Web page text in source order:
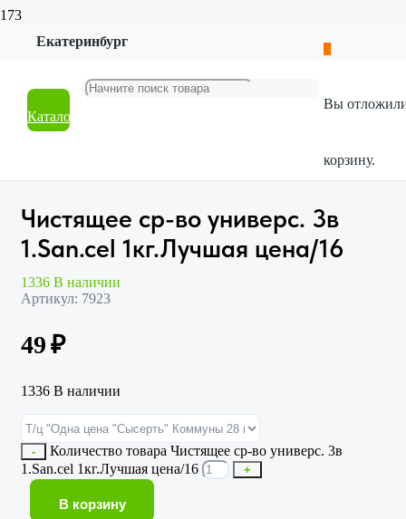
Екатеринбург
Каталог
Вы
корзину.
Бытовая химия
Чистящее ср-во универс. 3в 1.San.cel 1кг.Лучшая цена/16
Чистящее ср-во универс. 3в
1.San.cel 1кг.Лучшая цена/16
1336 В наличии
Артикул: 7923
49₽
1336 В наличии
-
Количество товара Чистящее ср-во универс. 3в
1.San.cel 1кг.Лучшая цена/16
+
В корзину